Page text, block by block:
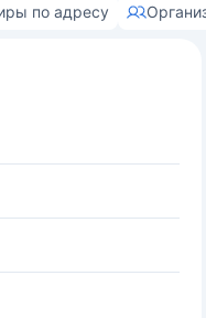
по адресу